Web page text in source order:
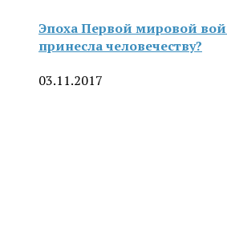
Эпоха Первой мировой
принесла человечеству?
03.11.2017